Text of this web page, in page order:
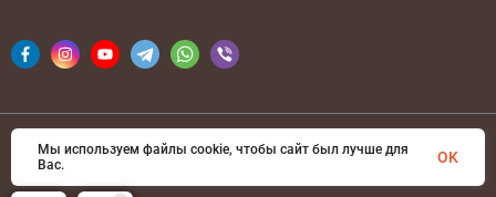
© 2026 bags-ua.com Все права защищены
Мы используем файлы cookie, чтобы сайт был лучше для
Вас.
OK